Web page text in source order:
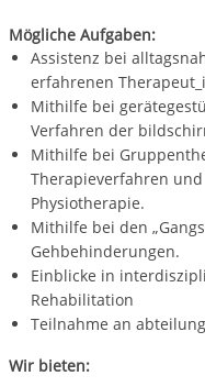
Mögliche Aufgaben:
Assistenz bei
erfahrenen
Mithilfe bei
Verfahren der
Mithilfe bei
Therapieverfahren
Physiotherapie.
Mithilfe bei den
Gehbehinderungen.
Einblicke in
Rehabilitation
Teilnahme an
Wir bieten: